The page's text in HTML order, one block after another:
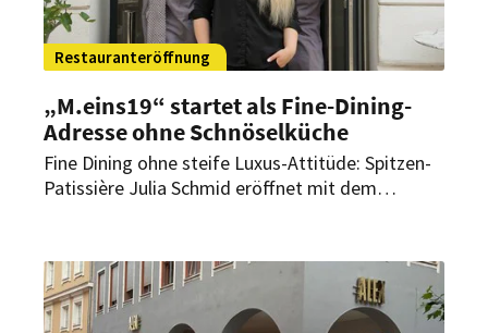
Restauranteröffnung
„M.eins19“ startet als Fine-Dining-
Adresse ohne Schnöselküche
Fine Dining ohne steife Luxus-Attitüde: Spitzen-
Patissière Julia Schmid eröffnet mit dem
fairen Preisen und monatlichen Gastkoch-
Events.